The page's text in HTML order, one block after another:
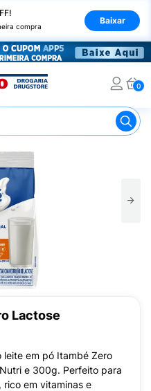
compra
Baixar
0
Leite
Lactose
em pó Itambé Zero
e 300g. Perfeito para
em vitaminas e